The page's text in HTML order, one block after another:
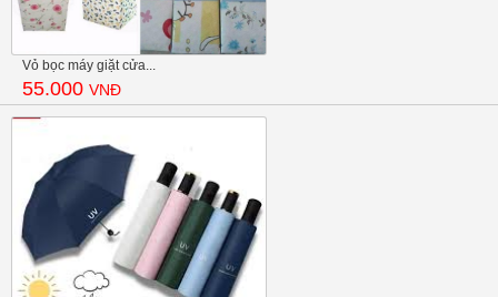
Vỏ bọc máy giặt cửa...
55.000 VNĐ